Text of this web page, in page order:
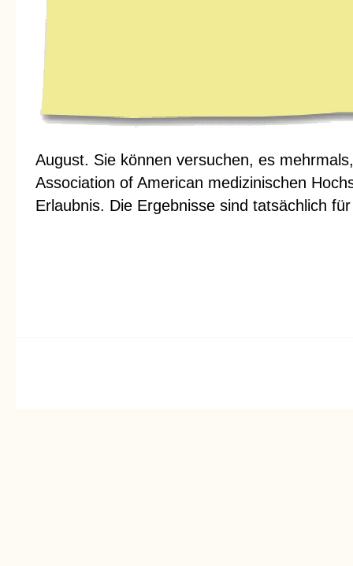
August. Sie können versuchen, es
Association of American medizinischen
Erlaubnis. Die Ergebnisse sind tatsächlich